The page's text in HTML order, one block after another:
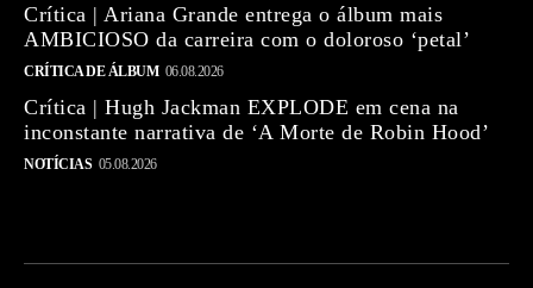
Crítica | Ariana Grande entrega o álbum mais
AMBICIOSO da carreira com o doloroso ‘petal’
CRÍTICA DE ÁLBUM 06.08.2026
Crítica | Hugh Jackman EXPLODE em cena na
inconstante narrativa de ‘A Morte de Robin Hood’
NOTÍCIAS 05.08.2026